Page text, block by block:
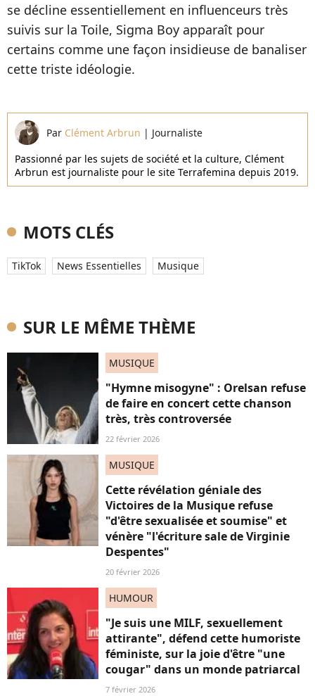
se décline essentiellement en influenceurs très
suivis sur la Toile, Sigma Boy apparaît pour
certains comme une façon insidieuse de banaliser
cette triste idéologie.
Par Clément Arbrun | Journaliste
Passionné par les sujets de société et la culture, Clément
Arbrun est journaliste pour le site Terrafemina depuis 2019.
MOTS CLÉS
TikTok News Essentielles Musique
SUR LE MÊME THÈME
MUSIQUE
"Hymne misogyne" : Orelsan refuse
de faire en concert cette chanson
très, très controversée
22 février 2026
MUSIQUE
Cette révélation géniale des
Victoires de la Musique refuse
"d'être sexualisée et soumise" et
vénère "l'écriture sale de Virginie
Despentes"
20 février 2026
HUMOUR
"Je suis une MILF, sexuellement
attirante", défend cette humoriste
féministe, sur la joie d'être "une
cougar" dans un monde patriarcal
7 février 2026